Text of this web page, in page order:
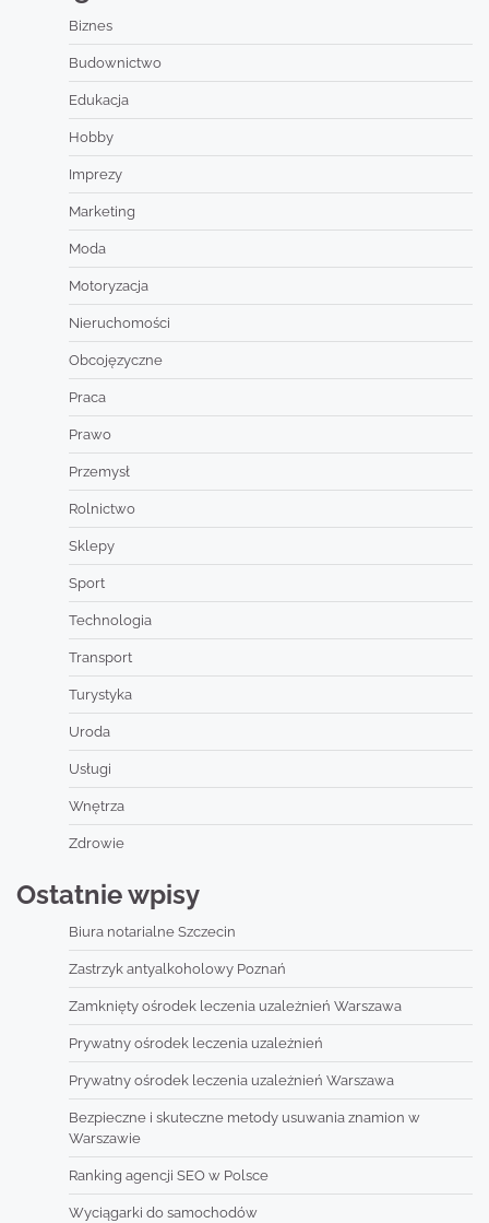
Biznes
Budownictwo
Edukacja
Hobby
Imprezy
Marketing
Moda
Motoryzacja
Nieruchomości
Obcojęzyczne
Praca
Prawo
Przemysł
Rolnictwo
Sklepy
Sport
Technologia
Transport
Turystyka
Uroda
Usługi
Wnętrza
Zdrowie
Ostatnie wpisy
Biura notarialne Szczecin
Zastrzyk antyalkoholowy Poznań
Zamknięty ośrodek leczenia uzależnień Warszawa
Prywatny ośrodek leczenia uzależnień
Prywatny ośrodek leczenia uzależnień Warszawa
Bezpieczne i skuteczne metody usuwania znamion w
Warszawie
Ranking agencji SEO w Polsce
Wyciągarki do samochodów